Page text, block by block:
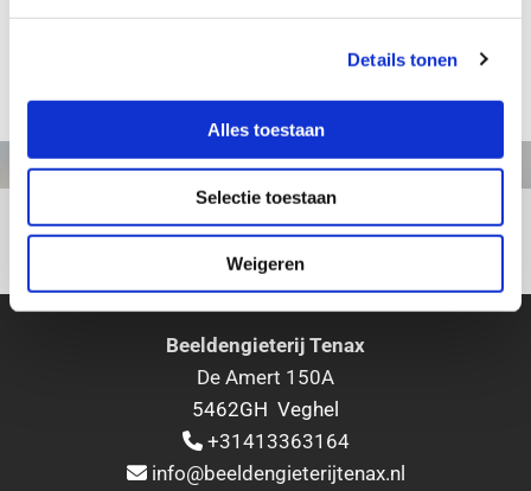
Details tonen
Alles toestaan
Selectie toestaan
Weigeren
Uit de serie Gildebeelden: Gilde keizer
+31413363164
Beeldengieterij Tenax
De Amert 150A
5462GH Veghel
 +31413363164
 info@beeldengieterijtenax.nl